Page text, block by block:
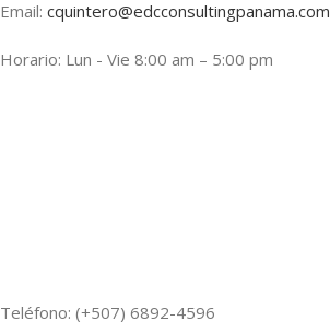
Email: cquintero@edcconsultingpanama.com
Horario: Lun - Vie 8:00 am – 5:00 pm
Teléfono: (+507) 6892-4596